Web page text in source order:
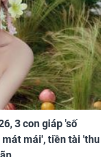
3 con giáp 'số
mát mái', tiền tài 'thu